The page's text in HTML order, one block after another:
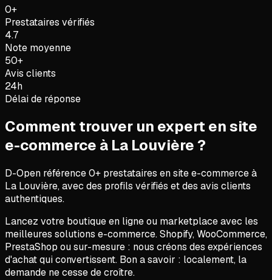
0+
Prestataires vérifiés
4.7
Note moyenne
50+
Avis clients
24h
Délai de réponse
Comment trouver un expert ensite
e-commerce à La Louvière?
D-Open référence0+ prestataires ensite e-commerceà
La Louvière, avec des profils vérifiés et des avis clients
authentiques.
Lancez votre boutique en ligne ou marketplace avec les
meilleures solutions e-commerce. Shopify, WooCommerce,
PrestaShop ou sur-mesure : nous créons des expériences
d'achat qui convertissent. Bon a savoir : localement, la
demande ne cesse de croître.